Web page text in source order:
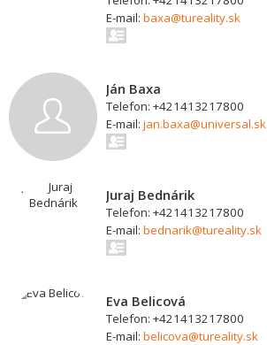
E-mail: baxa@tureality.sk
Ján Baxa
Telefon: +421413217800
E-mail: jan.baxa@universal.sk
Juraj Bednárik
Telefon: +421413217800
E-mail: bednarik@tureality.sk
Eva Belicová
Telefon: +421413217800
E-mail: belicova@tureality.sk